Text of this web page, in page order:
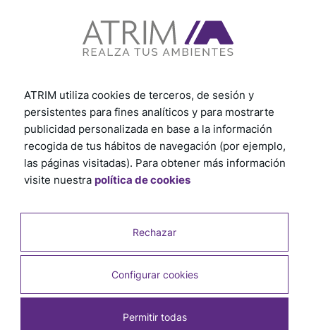
Ver otros tutoriales
Productos relacionados
ATRIM utiliza cookies de terceros, de sesión y
persistentes para fines analíticos y para mostrarte
publicidad personalizada en base a la información
recogida de tus hábitos de navegación (por ejemplo,
las páginas visitadas). Para obtener más información
visite nuestra política de cookies
Rechazar
Configurar cookies
Permitir todas